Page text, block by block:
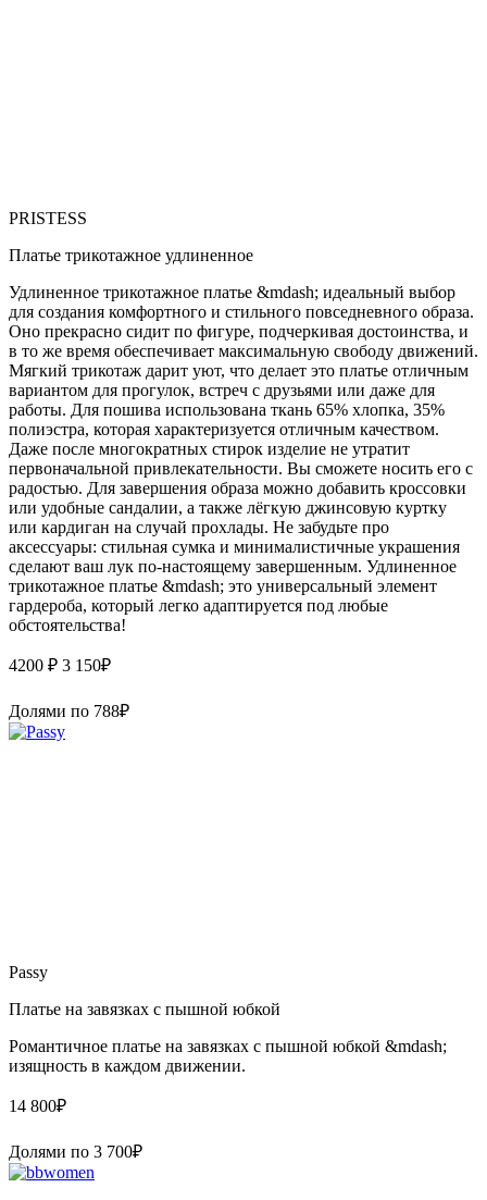
PRISTESS
Платье трикотажное удлиненное
Удлиненное трикотажное платье &mdash; идеальный выбор
для создания комфортного и стильного повседневного образа.
Оно прекрасно сидит по фигуре, подчеркивая достоинства, и
в то же время обеспечивает максимальную свободу движений.
Мягкий трикотаж дарит уют, что делает это платье отличным
вариантом для прогулок, встреч с друзьями или даже для
работы. Для пошива использована ткань 65% хлопка, 35%
полиэстра, которая характеризуется отличным качеством.
Даже после многократных стирок изделие не утратит
первоначальной привлекательности. Вы сможете носить его с
радостью. Для завершения образа можно добавить кроссовки
или удобные сандалии, а также лёгкую джинсовую куртку
или кардиган на случай прохлады. Не забудьте про
аксессуары: стильная сумка и минималистичные украшения
сделают ваш лук по-настоящему завершенным. Удлиненное
трикотажное платье &mdash; это универсальный элемент
гардероба, который легко адаптируется под любые
обстоятельства!
4200 ₽ 3 150₽
Долями по 788₽
Passy
Платье на завязках с пышной юбкой
Романтичное платье на завязках с пышной юбкой &mdash;
изящность в каждом движении.
14 800₽
Долями по 3 700₽